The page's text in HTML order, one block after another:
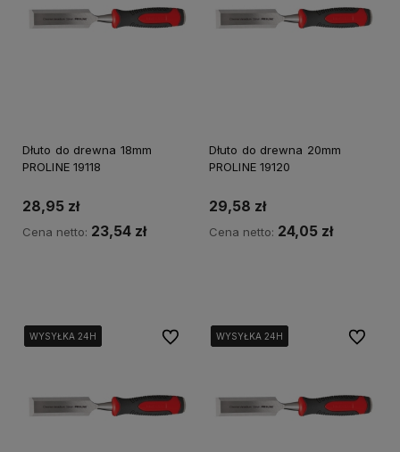
Dłuto do drewna 18mm
PROLINE 19118
28,95 zł
Cena netto: 23,54 zł
Dłuto do drewna 20mm
PROLINE 19120
29,58 zł
Cena netto: 24,05 zł
WYSYŁKA 24H
WYSYŁKA 24H
WYSYŁKA 24H
WYSYŁKA 24H Do ulubionychWYSYŁKA 24H
WYSYŁKA 24H
WYSYŁKA 24H
WYSYŁKA 24H Do